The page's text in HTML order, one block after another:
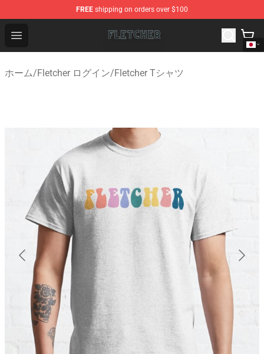
FREE shipping on orders over $100
Open menu
Fletcher Store - Official Fletcher Merchandise Shop
ホーム/Fletcher ログイン/Fletcher Tシャツ